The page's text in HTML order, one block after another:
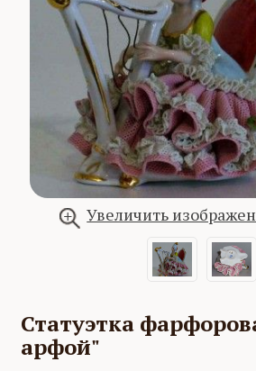
Увеличить
Статуэтка
арфой"